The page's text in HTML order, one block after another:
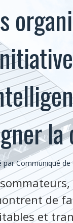
la
par Communiqué
de
et